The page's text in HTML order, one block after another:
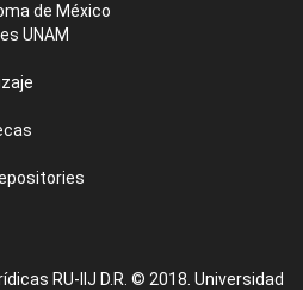
de México
UNAM
RU-IIJ D.R. © 2018. Universidad